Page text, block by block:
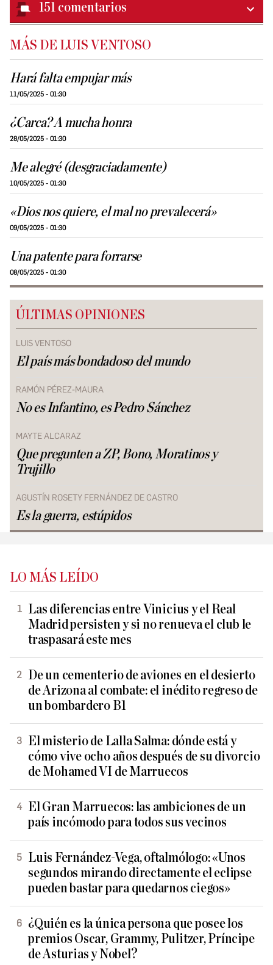
151 comentarios
MÁS DE LUIS VENTOSO
Hará falta empujar más
11/05/2025 - 01:30
¿Carca? A mucha honra
28/05/2025 - 01:30
Me alegré (desgraciadamente)
10/05/2025 - 01:30
«Dios nos quiere, el mal no prevalecerá»
09/05/2025 - 01:30
Una patente para forrarse
08/05/2025 - 01:30
ÚLTIMAS OPINIONES
LUIS VENTOSO
El país más bondadoso del mundo
RAMÓN PÉREZ-MAURA
No es Infantino, es Pedro Sánchez
MAYTE ALCARAZ
Que pregunten a ZP, Bono, Moratinos y
Trujillo
AGUSTÍN ROSETY FERNÁNDEZ DE CASTRO
Es la guerra, estúpidos
LO MÁS LEÍDO
Las diferencias entre Vinicius y el Real
Madrid persisten y si no renueva el club le
traspasará este mes
De un cementerio de aviones en el desierto
de Arizona al combate: el inédito regreso de
un bombardero B1
El misterio de Lalla Salma: dónde está y
cómo vive ocho años después de su divorcio
de Mohamed VI de Marruecos
El Gran Marruecos: las ambiciones de un
país incómodo para todos sus vecinos
Luis Fernández-Vega, oftalmólogo: «Unos
segundos mirando directamente el eclipse
pueden bastar para quedarnos ciegos»
¿Quién es la única persona que posee los
premios Oscar, Grammy, Pulitzer, Príncipe
de Asturias y Nobel?